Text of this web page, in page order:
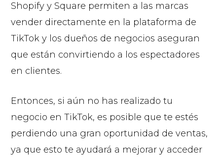
Shopify y Square permiten a las marcas
vender directamente en la plataforma de
TikTok y los dueños de negocios aseguran
que están convirtiendo a los espectadores
en clientes.
Entonces, si aún no has realizado tu
negocio en TikTok, es posible que te estés
perdiendo una gran oportunidad de ventas,
ya que esto te ayudará a mejorar y acceder